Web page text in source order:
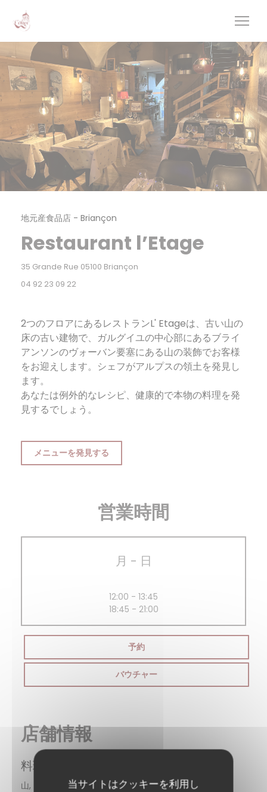
当サイトはクッキーを利用し
地元産食品店 - Briançon
Restaurant l’Etage
35 Grande Rue 05100 Briançon
04 92 23 09 22
2つのフロアにあるレストランL' Etageは、古い山の
床の古い建物で、ガルグイユの中心部にあるブライ
アンソンのヴォーバン要塞にある山の装飾でお客様
をお迎えします。シェフがアルプスの領土を発見し
ます。
あなたは例外的なレシピ、健康的で本物の料理を発
見するでしょう。
メニューを発見する
営業時間
月 - 日
12:00 - 13:45
18:45 - 21:00
予約
バウチャー
店舗情報
料理
山, 自家製, 伝統料理